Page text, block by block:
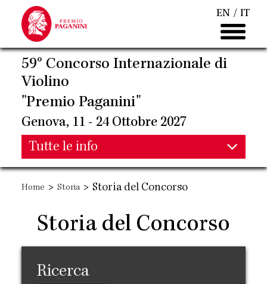
contenuto
principale
EN IT
59° Concorso Internazionale di
Violino
"Premio Paganini"
Genova, 11 - 24 Ottobre 2027
Main
navigation
Tutte le info
Main
navigation
Home > Storia > Storia del Concorso
Storia del Concorso
Ricerca